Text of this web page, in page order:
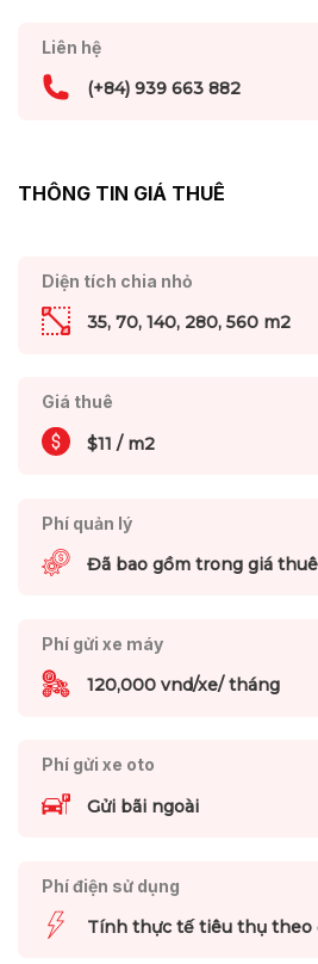
Liên hệ
(+84) 939 663 882
THÔNG TIN GIÁ THUÊ
Diện tích chia nhỏ
35, 70, 140, 280, 560 m2
Giá thuê
$11 / m2
Phí quản lý
Đã bao gồm trong giá thuê
Phí gửi xe máy
120,000 vnd/xe/ tháng
Phí gửi xe oto
Gửi bãi ngoài
Phí điện sử dụng
Tính thực tế tiêu thụ theo